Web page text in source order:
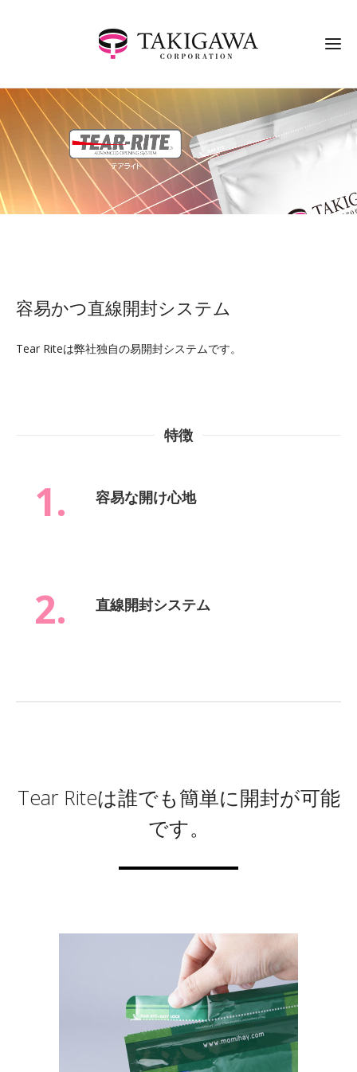
容易かつ直線開封システム
Tear Riteは弊社独自の易開封システムです。
特徴
1. 容易な開け心地
2. 直線開封システム
Tear Riteは誰でも簡単に開封が可能
です。